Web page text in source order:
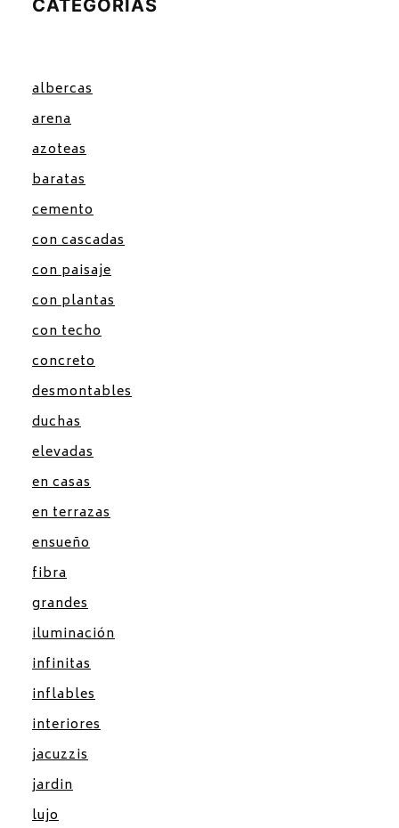
CATEGORIAS
albercas
arena
azoteas
baratas
cemento
con cascadas
con paisaje
con plantas
con techo
concreto
desmontables
duchas
elevadas
en casas
en terrazas
ensueño
fibra
grandes
iluminación
infinitas
inflables
interiores
jacuzzis
jardin
lujo